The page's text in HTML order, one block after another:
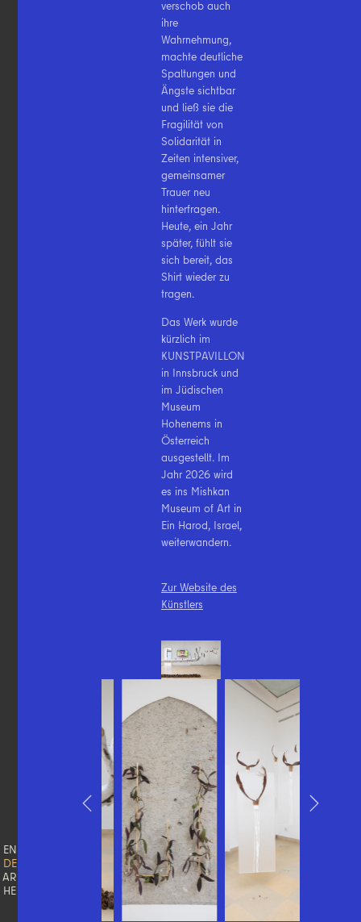
EN
DE
AR
HE
verschob auch
ihre
Wahrnehmung,
machte deutliche
Spaltungen und
Ängste sichtbar
und ließ sie die
Fragilität von
Solidarität in
Zeiten intensiver,
gemeinsamer
Trauer neu
hinterfragen.
Heute, ein Jahr
später, fühlt sie
sich bereit, das
Shirt wieder zu
tragen.
Das Werk wurde
kürzlich im
KUNSTPAVILLON
in Innsbruck und
im Jüdischen
Museum
Hohenems in
Österreich
ausgestellt. Im
Jahr 2026 wird
es ins Mishkan
Museum of Art in
Ein Harod, Israel,
weiterwandern.
Zur Website des
Künstlers